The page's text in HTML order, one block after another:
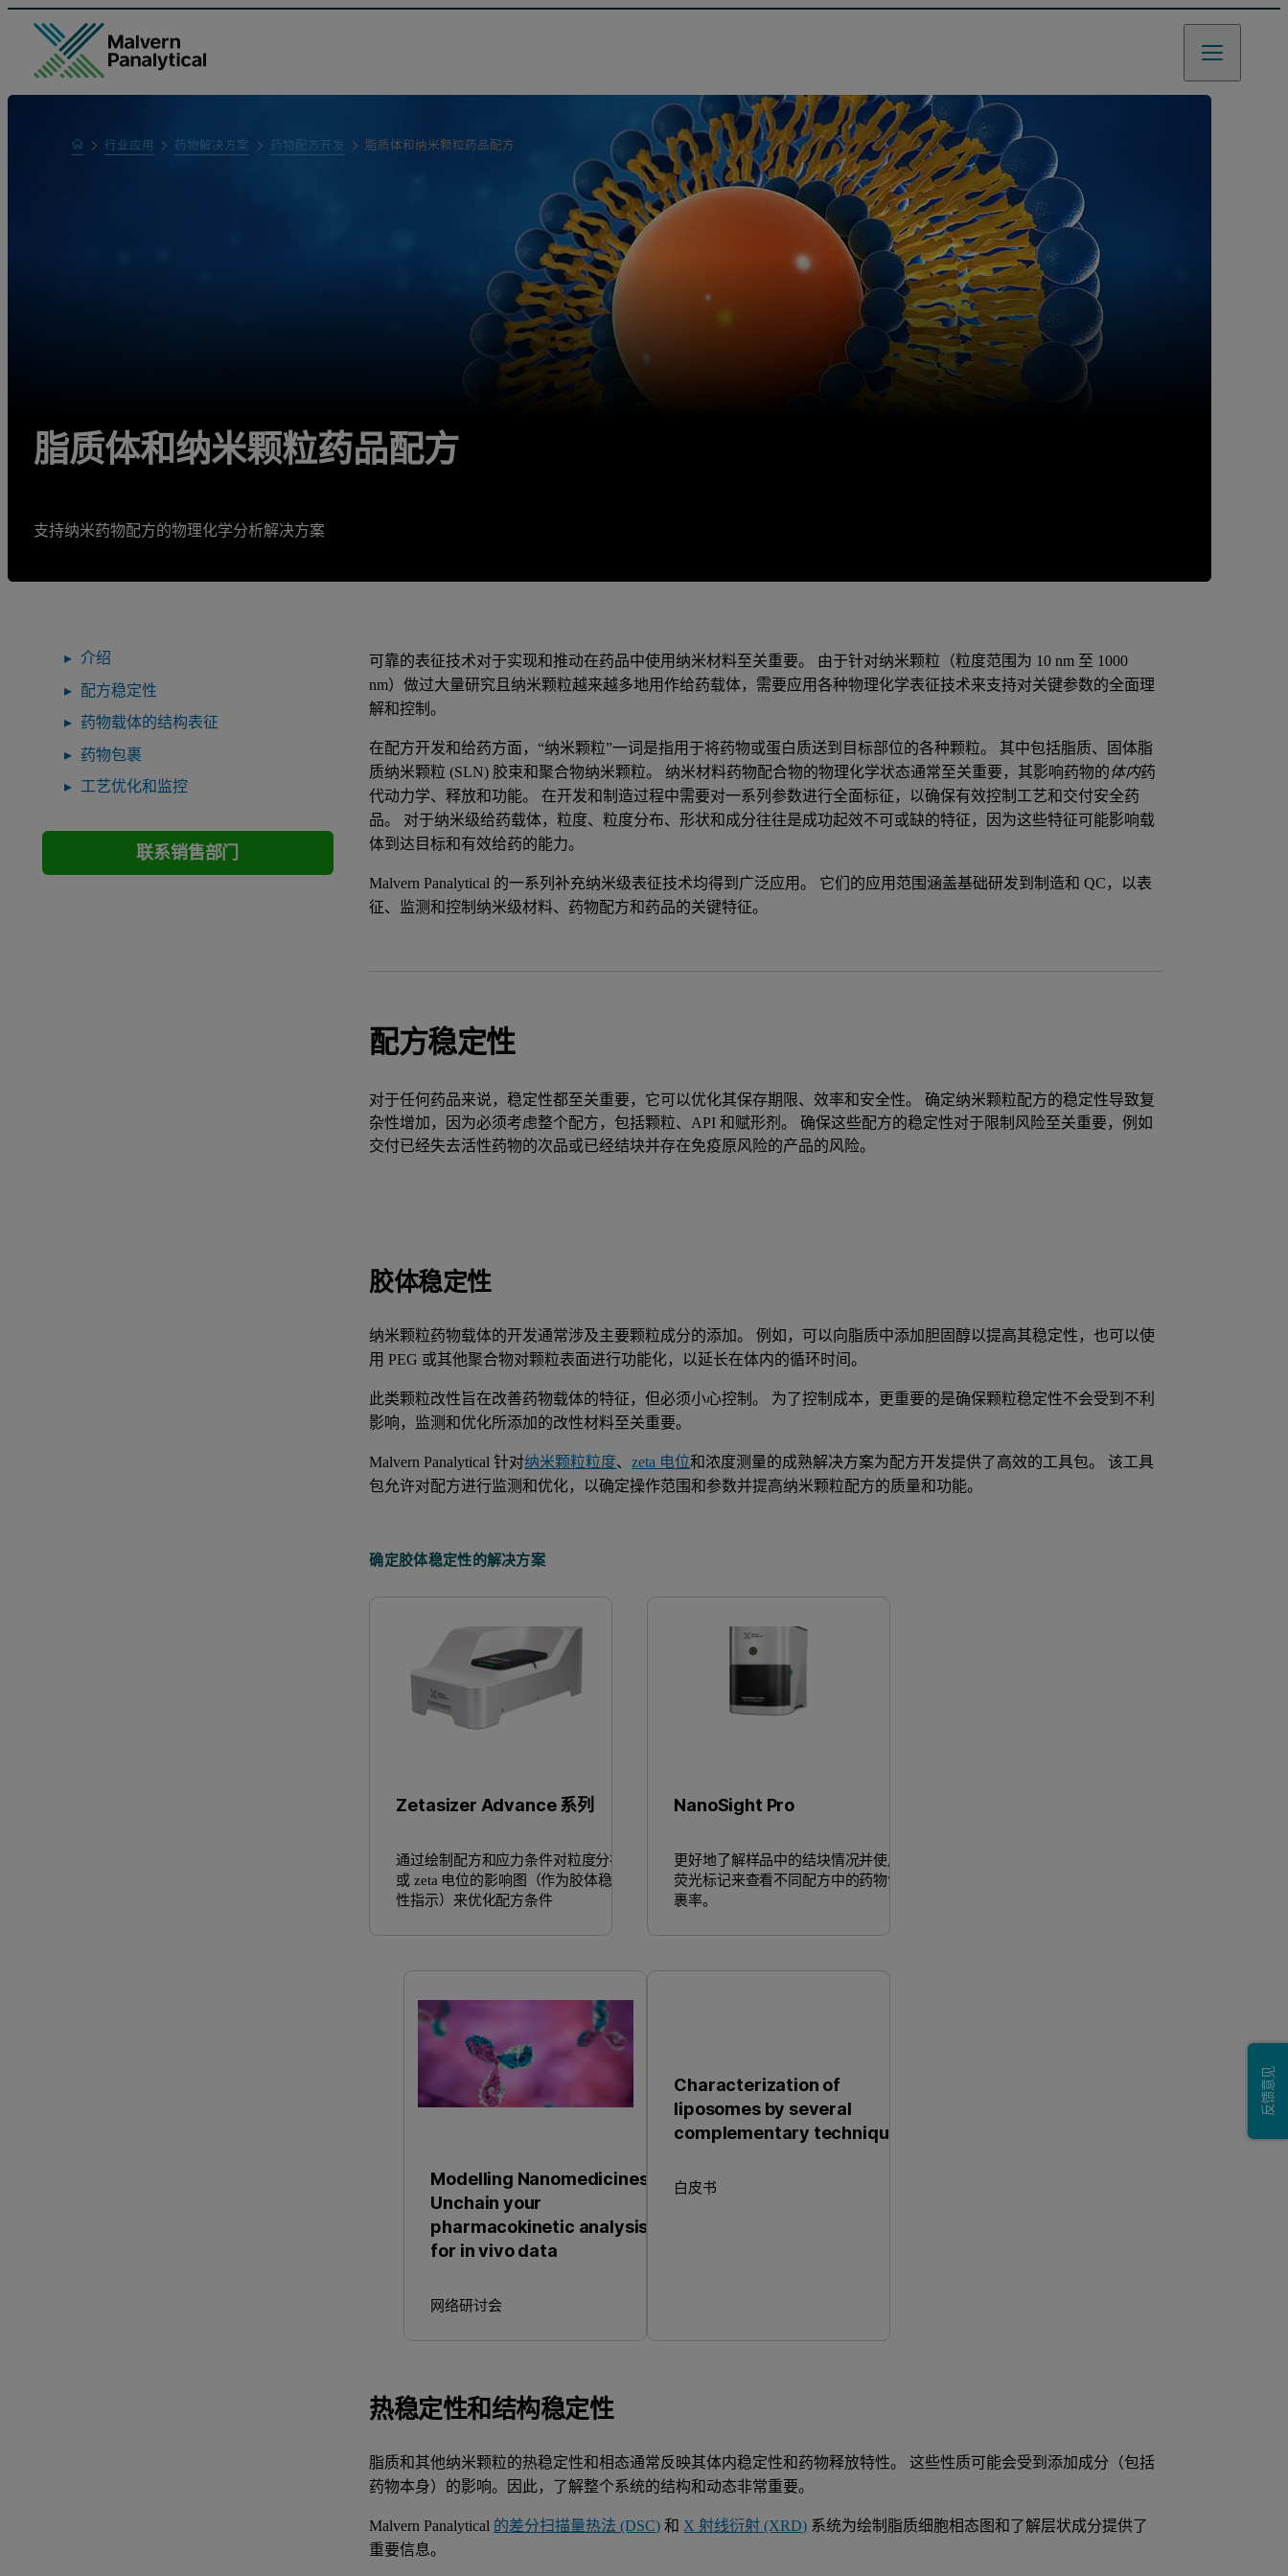
Home行业应用 药物解决方案 药物配方开发 脂质体和纳米颗粒药品配方
脂质体和纳米颗粒药品配方
支持纳米药物配方的物理化学分析解决方案
介绍
配方稳定性
药物载体的结构表征
药物包裹
工艺优化和监控
联系销售部门
可靠的表征技术对于实现和推动在药品中使用纳米材料至关重要。 由于针对纳米颗粒（粒度范围为 10 nm 至 1000
nm）做过大量研究且纳米颗粒越来越多地用作给药载体，需要应用各种物理化学表征技术来支持对关键参数的全面理
解和控制。
在配方开发和给药方面，“纳米颗粒”一词是指用于将药物或蛋白质送到目标部位的各种颗粒。 其中包括脂质、固体脂
质纳米颗粒 (SLN) 胶束和聚合物纳米颗粒。 纳米材料药物配合物的物理化学状态通常至关重要，其影响药物的体内药
代动力学、释放和功能。 在开发和制造过程中需要对一系列参数进行全面标征，以确保有效控制工艺和交付安全药
品。 对于纳米级给药载体，粒度、粒度分布、形状和成分往往是成功起效不可或缺的特征，因为这些特征可能影响载
体到达目标和有效给药的能力。
Malvern Panalytical 的一系列补充纳米级表征技术均得到广泛应用。 它们的应用范围涵盖基础研发到制造和 QC，以表
征、监测和控制纳米级材料、药物配方和药品的关键特征。
配方稳定性
对于任何药品来说，稳定性都至关重要，它可以优化其保存期限、效率和安全性。 确定纳米颗粒配方的稳定性导致复
杂性增加，因为必须考虑整个配方，包括颗粒、API 和赋形剂。 确保这些配方的稳定性对于限制风险至关重要，例如
交付已经失去活性药物的次品或已经结块并存在免疫原风险的产品的风险。
胶体稳定性
纳米颗粒药物载体的开发通常涉及主要颗粒成分的添加。 例如，可以向脂质中添加胆固醇以提高其稳定性，也可以使
用 PEG 或其他聚合物对颗粒表面进行功能化，以延长在体内的循环时间。
此类颗粒改性旨在改善药物载体的特征，但必须小心控制。 为了控制成本，更重要的是确保颗粒稳定性不会受到不利
影响，监测和优化所添加的改性材料至关重要。
Malvern Panalytical 针对纳米颗粒粒度、zeta 电位和浓度测量的成熟解决方案为配方开发提供了高效的工具包。 该工具
包允许对配方进行监测和优化，以确定操作范围和参数并提高纳米颗粒配方的质量和功能。
确定胶体稳定性的解决方案
Zetasizer Advance 系列
通过绘制配方和应力条件对粒度分布
或 zeta 电位的影响图（作为胶体稳定
性指示）来优化配方条件
NanoSight Pro
更好地了解样品中的结块情况并使用
荧光标记来查看不同配方中的药物包
裹率。
Modelling Nanomedicines:
Unchain your
pharmacokinetic analysis
for in vivo data
网络研讨会
Modelling Nanomedicines: Unchain your pharmacokinetic
Characterization of
liposomes by several
complementary techniques
白皮书
热稳定性和结构稳定性
脂质和其他纳米颗粒的热稳定性和相态通常反映其体内稳定性和药物释放特性。 这些性质可能会受到添加成分（包括
药物本身）的影响。因此，了解整个系统的结构和动态非常重要。
Malvern Panalytical 的差分扫描量热法 (DSC) 和 X 射线衍射 (XRD) 系统为绘制脂质细胞相态图和了解层状成分提供了
重要信息。
反馈意见